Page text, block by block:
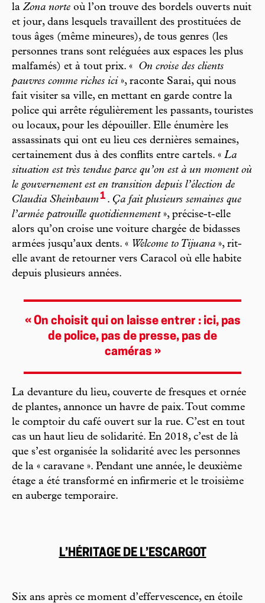
la Zona norte où l’on trouve des bordels ouverts nuit
et jour, dans lesquels travaillent des prostituées de
tous âges (même mineures), de tous genres (les
personnes trans sont reléguées aux espaces les plus
malfamés) et à tout prix. «
On croise des clients
pauvres comme riches ici », raconte Sarai, qui nous
fait visiter sa ville, en mettant en garde contre la
police qui arrête régulièrement les passants, touristes
ou locaux, pour les dépouiller. Elle énumère les
assassinats qui ont eu lieu ces dernières semaines,
certainement dus à des conflits entre cartels. « La
situation est très tendue parce qu’on est à un moment où
le gouvernement est en transition depuis l’élection de
Claudia Sheinbaum1 . Ça fait plusieurs semaines que
l’armée patrouille quotidiennement», précise-t-elle
alors qu’on croise une voiture chargée de bidasses
armées jusqu’aux dents. « Welcome to Tijuana », rit-
elle avant de retourner vers Caracol où elle habite
depuis plusieurs années.
« On choisit qui on laisse entrer : ici, pas
de police, pas de presse, pas de
caméras »
La devanture du lieu, couverte de fresques et ornée
de plantes, annonce un havre de paix. Tout comme
le comptoir du café ouvert sur la rue. C’est en tout
cas un haut lieu de solidarité. En 2018, c’est de là
que s’est organisée la solidarité avec les personnes
de la « caravane ». Pendant une année, le deuxième
étage a été transformé en infirmerie et le troisième
en auberge temporaire.
L’HÉRITAGE DE L’ESCARGOT
Six ans après ce moment d’effervescence, en étoile